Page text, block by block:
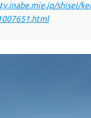
shisei/